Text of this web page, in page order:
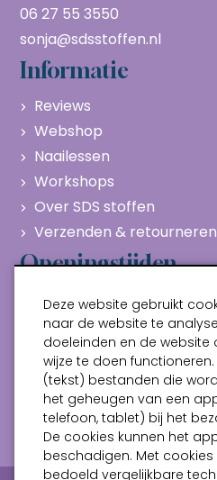
06 27 55 3550
sonja@sdsstoffen.nl
Informatie
Reviews
Webshop
Naailessen
Workshops
Over SDS stoffen
Verzenden & retourneren
Openingstijden
Maandag
Gesloten
Dinsdag
10:00 - 17:00
Woensdag
10:00 - 17:00
Donderdag
10:00 - 17:00
Vrijdag
10:00 - 17:00
Zaterdag
10:00 - 17:00
Deze website gebruikt
naar de website te
doeleinden en de website
wijze te doen
(tekst) bestanden die
het geheugen van een
telefoon, tablet) bij het
De cookies kunnen het
beschadigen. Met
bedoeld vergelijkbare